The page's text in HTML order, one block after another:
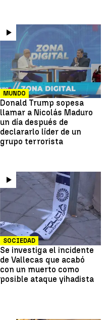
MUNDO
Donald Trump sopesa
llamar a Nicolás Maduro
un día después de
declararlo líder de un
grupo terrorista
SOCIEDAD
Se investiga el incidente
de Vallecas que acabó
con un muerto como
posible ataque yihadista